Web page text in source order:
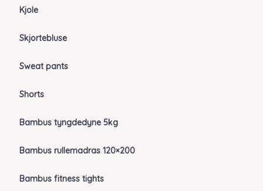
Kjole
Skjortebluse
Sweat pants
Shorts
Bambus tyngdedyne 5kg
Bambus rullemadras 120×200
Bambus fitness tights